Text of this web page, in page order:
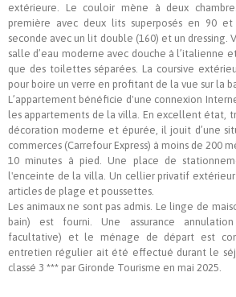
extérieure. Le couloir mène à deux
première avec deux lits superposés en 90
seconde avec un lit double (160) et un dressing.
salle d’eau moderne avec douche à l’italienne
que des toilettes séparées. La coursive
pour boire un verre en profitant de la vue sur la
L’appartement bénéficie d'une connexion
les appartements de la villa. En excellent état,
décoration moderne et épurée, il jouit d’une
commerces (Carrefour Express) à moins de 200
10 minutes à pied. Une place de
l'enceinte de la villa. Un cellier privatif
articles de plage et poussettes.
Les animaux ne sont pas admis. Le linge de
bain) est fourni. Une assurance
facultative) et le ménage de départ est
entretien régulier ait été effectué durant le
classé 3 *** par Gironde Tourisme en mai 2025.